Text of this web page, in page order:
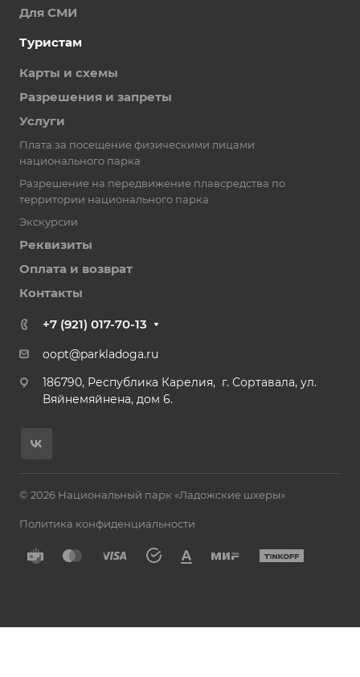
Для СМИ
Туристам
Карты и схемы
Разрешения и запреты
Услуги
Плата за посещение физическими лицами
национального парка
Разрешение на передвижение плавсредства по
территории национального парка
Экскурсии
Реквизиты
Оплата и возврат
Контакты
+7 (921) 017-70-13
oopt@parkladoga.ru
186790, Республика Карелия, г. Сортавала, ул.
Вяйнемяйнена, дом 6.
© 2026 Национальный парк «Ладожские шхеры»
Политика конфиденциальности